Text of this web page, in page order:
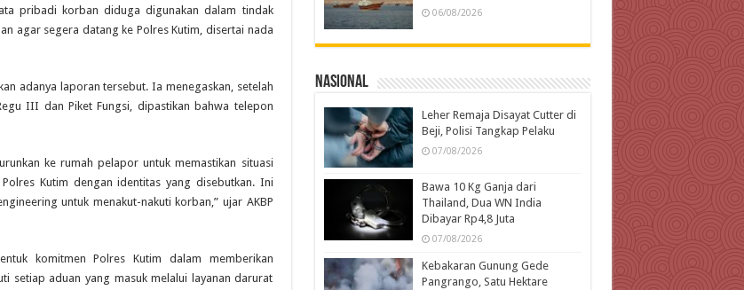
pribadi korban diduga digunakan dalam tindak
agar segera datang ke Polres Kutim, disertai nada
adanya laporan tersebut. Ia menegaskan, setelah
III dan Piket Fungsi, dipastikan bahwa telepon
ke rumah pelapor untuk memastikan situasi
Kutim dengan identitas yang disebutkan. Ini
untuk menakut-nakuti korban,” ujar AKBP
komitmen Polres Kutim dalam memberikan
setiap aduan yang masuk melalui layanan darurat
06/08/2026
Nasional
Leher Remaja Disayat Cutter di
Beji, Polisi Tangkap Pelaku
07/08/2026
Bawa 10 Kg Ganja dari
Thailand, Dua WN India
Dibayar Rp4,8 Juta
07/08/2026
Kebakaran Gunung Gede
Pangrango, Satu Hektare